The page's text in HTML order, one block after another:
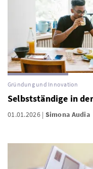
Gründung und Innovation
Selbstständige in
01.01.2026 Simona Audia